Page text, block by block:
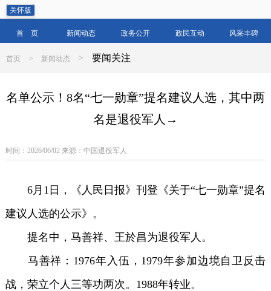
关怀版
首 页 新闻动态 政务公开 政民互动 风采丰碑
首页 > 新闻动态 > 要闻关注
名单公示！8名“七一勋章”提名建议人选，其中两
名是退役军人→
时间：2026/06/02 来源：中国退役军人
6月1日，《人民日报》刊登《关于“七一勋章”提名
建议人选的公示》。
提名中，马善祥、王於昌为退役军人。
马善祥：1976年入伍，1979年参加边境自卫反击
战，荣立个人三等功两次。1988年转业。